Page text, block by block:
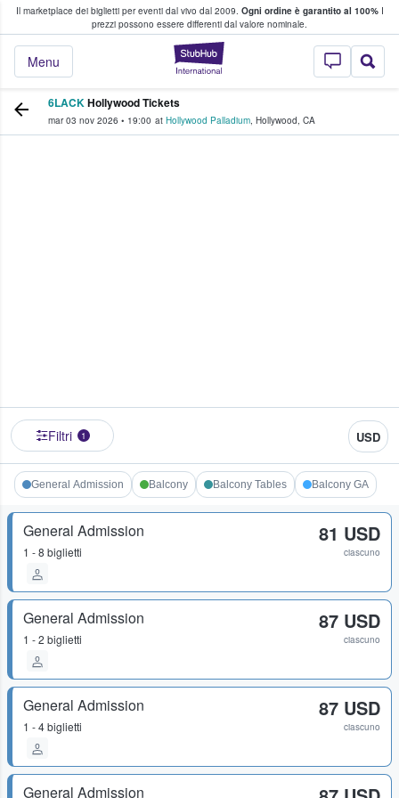
Il marketplace dei biglietti per eventi dal vivo dal 2009. Ogni ordine è garantito al 100%I
prezzi possono essere differenti dal valore nominale.
StubHub - Dove
Menu
fan comprano e vendono biglietti
6LACKHollywood Tickets
mar 03 nov 2026 • 19:00 at Hollywood Palladium, Hollywood, CA
Filtri 1 USD
General Admission Balcony Balcony Tables Balcony GA
General Admission
1 - 8 biglietti
81 USD
ciascuno
General Admission
1 - 2 biglietti
87 USD
ciascuno
General Admission
1 - 4 biglietti
87 USD
ciascuno
General Admission